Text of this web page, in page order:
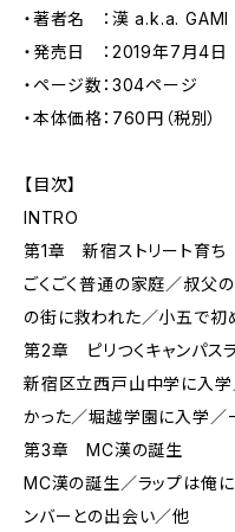
・著者名 ：漢 a.k.a. GAMI
・発売日 ：2019年7月4日
・ページ数：304ページ
・本体価格：760円（税別）
【目次】
INTRO
第1章 新宿ストリート育ち
ごくごく普通の家庭／叔父
の街に救われた／小五で
第2章 ピリつくキャンパス
新宿区立西戸山中学に入学
かった／堀越学園に入学／
第3章 MC漢の誕生
MC漢の誕生／ラップは俺に
ンバーとの出会い／他